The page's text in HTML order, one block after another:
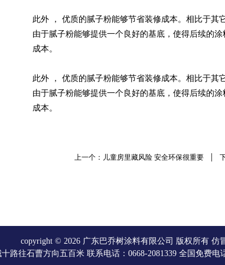
此外 ， 优质的腻子粉能够节省装修成本。相比于其
由于腻子粉能够提供一个良好的基底，使得后续的
成本。
此外 ， 优质的腻子粉能够节省装修成本。相比于其
由于腻子粉能够提供一个良好的基底，使得后续的
成本。
上一个：儿童房里藏风险 安全环保很重要|
copyright © 2026 广东巴乔树涂料有限公司 版权所有 仿
路往石曹方向五百米 联系电话：0668-2081339 全国免费电